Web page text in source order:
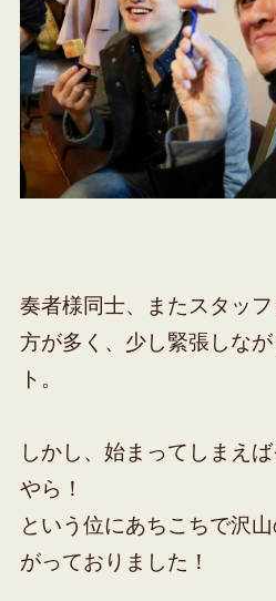
奏者様同士、またスタッ
方が多く、少し緊張しな
ト。
しかし、始まってしまえ
やら！
という位にあちこちで沢
がっておりました！